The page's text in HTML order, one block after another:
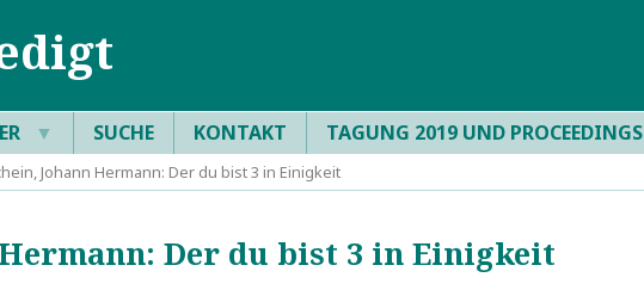
▼ SUCHE KONTAKT TAGUNG 2019 UND PROCEEDINGS
Johann Hermann: Der du bist 3 in Einigkeit
Der du bist 3 in Einigkeit